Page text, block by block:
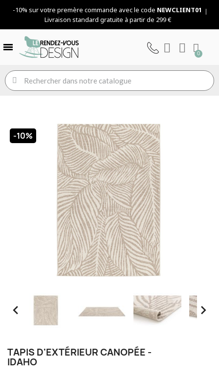
-10% sur votre premère commande avec le code NEWCLIENT01
Livraison standard gratuite à partir de 299 €
-10%
 
TAPIS D'EXTÉRIEUR CANOPÉE -
IDAHO